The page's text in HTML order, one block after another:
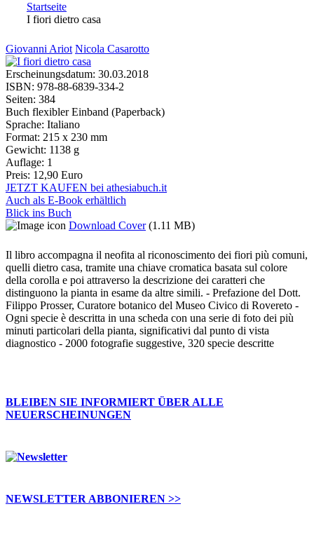
Sie sind hier
Startseite
I fiori dietro casa
Giovanni Ariot Nicola Casarotto
Erscheinungsdatum: 30.03.2018
ISBN: 978-88-6839-334-2
Seiten: 384
Buch flexibler Einband (Paperback)
Sprache: Italiano
Format: 215 x 230 mm
Gewicht: 1138 g
Auflage: 1
Preis: 12,90 Euro
JETZT KAUFEN bei athesiabuch.it
Auch als E-Book erhältlich
Blick ins Buch
Download Cover (1.11 MB)
Il libro accompagna il neofita al riconoscimento dei fiori più comuni,
quelli dietro casa, tramite una chiave cromatica basata sul colore
della corolla e poi attraverso la descrizione dei caratteri che
distinguono la pianta in esame da altre simili. - Prefazione del Dott.
Filippo Prosser, Curatore botanico del Museo Civico di Rovereto -
Ogni specie è descritta in una scheda con una serie di foto dei più
minuti particolari della pianta, significativi dal punto di vista
diagnostico - 2000 fotografie suggestive, 320 specie descritte
BLEIBEN SIE INFORMIERT ÜBER ALLE
NEUERSCHEINUNGEN
NEWSLETTER ABBONIEREN >>